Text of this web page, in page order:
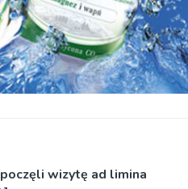
wizytę ad limina